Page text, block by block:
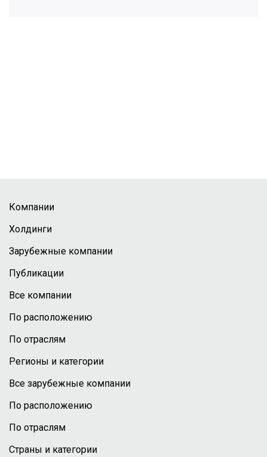
Компании
Холдинги
Зарубежные компании
Публикации
Все компании
По расположению
По отраслям
Регионы и категории
Все зарубежные компании
По расположению
По отраслям
Страны и категории